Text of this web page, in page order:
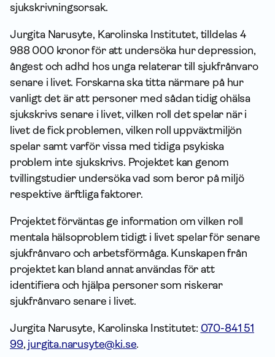
sjukskrivningsorsak.
Jurgita Narusyte, Karolinska Institutet, tilldelas 4
988 000 kronor för att undersöka hur depression,
ångest och adhd hos unga relaterar till sjukfrånvaro
senare i livet. Forskarna ska titta närmare på hur
vanligt det är att personer med sådan tidig ohälsa
sjukskrivs senare i livet, vilken roll det spelar när i
livet de fick problemen, vilken roll uppväxtmiljön
spelar samt varför vissa med tidiga psykiska
problem inte sjukskrivs. Projektet kan genom
tvillingstudier undersöka vad som beror på miljö
respektive ärftliga faktorer.
Projektet förväntas ge infor­mation om vilken roll
mentala hälsoproblem tidigt i livet spelar för senare
sjukfrånvaro och arbetsförmåga. Kunskapen från
projektet kan bland annat användas för att
identifiera och hjälpa personer som riskerar
sjukfrånvaro senare i livet.
Jurgita Narusyte, Karolinska Institutet: 070-841 51
99, jurgita.narusyte@ki.se.